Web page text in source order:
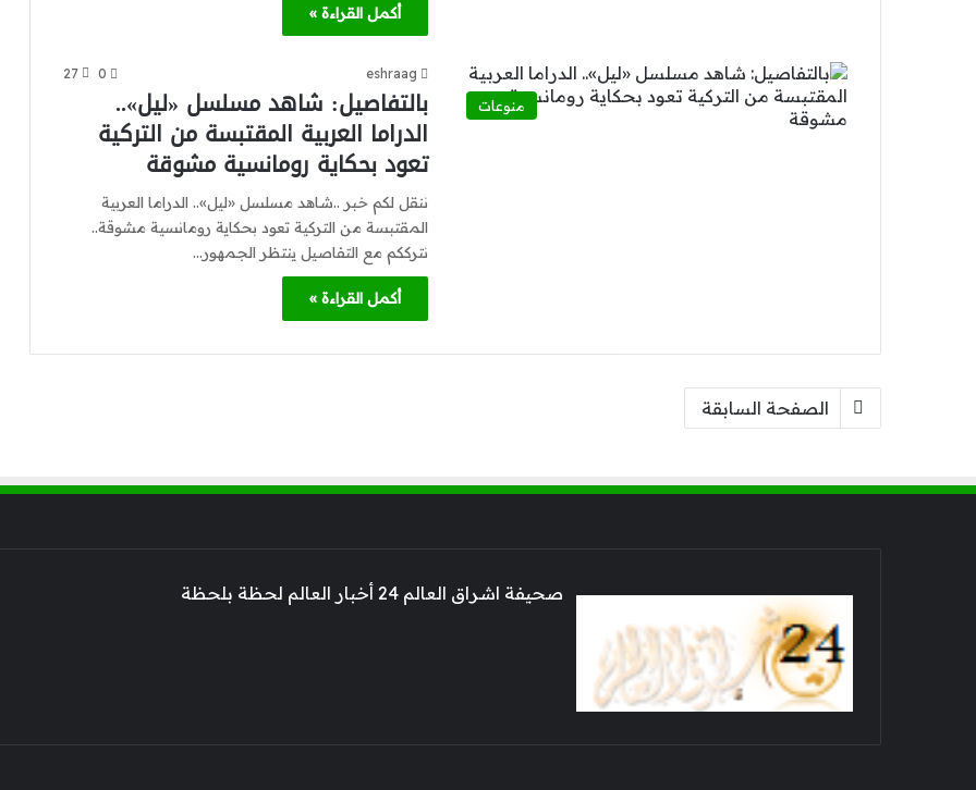
أكمل القراءة »
منوعات
eshraag
0
27
بالتفاصيل: شاهد مسلسل «ليل»..
الدراما العربية المقتبسة من التركية
تعود بحكاية رومانسية مشوقة
ننقل لكم خبر ..شاهد مسلسل «ليل».. الدراما العربية
المقتبسة من التركية تعود بحكاية رومانسية مشوقة..
نترككم مع التفاصيل ينتظر الجمهور…
أكمل القراءة »
الصفحة السابقة
صحيفة اشراق العالم 24 أخبار العالم لحظة بلحظة